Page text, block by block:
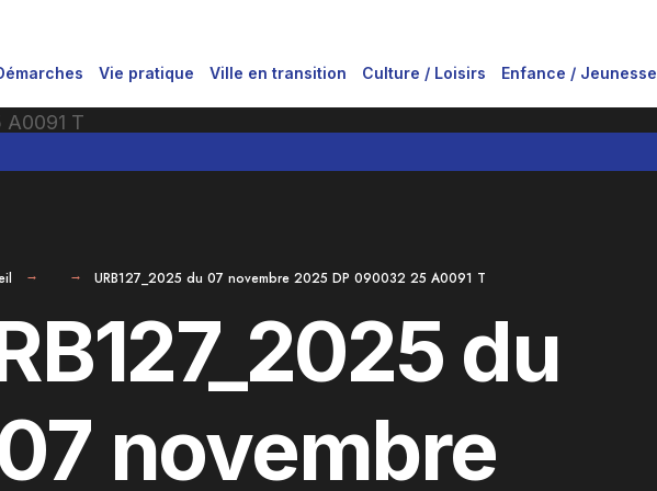
Vie pratique Ville en transition Culture / Loisirs Enfance / Jeunesse
URB127_2025 du 07 novembre 2025 DP 090032 25 A0091 T
du
novembre